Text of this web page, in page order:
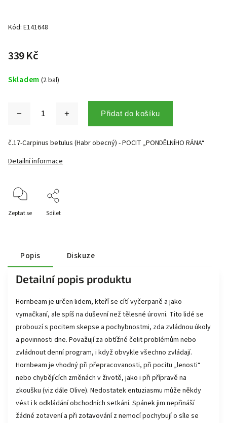
Kód: E141648
339 Kč
Skladem (2 bal)
Přidat do košíku
č.17-Carpinus betulus (Habr obecný) - POCIT „PONDĚLNÍHO RÁNA“
Detailní informace
Zeptat se Sdílet
Popis Diskuze
Detailní popis produktu
Hornbeam je určen lidem, kteří se cítí vyčerpaně a jako
vymačkaní, ale spíš na duševní než tělesné úrovni. Tito lidé se
probouzí s pocitem skepse a pochybnostmi, zda zvládnou úkoly
a povinnosti dne. Považují za obtížné čelit problémům nebo
zvládnout denní program, i když obvykle všechno zvládají.
Hornbeam je vhodný při přepracovanosti, při pocitu „lenosti“
nebo chybějících změnách v životě, jako i při přípravě na
zkoušku (viz dále Olive). Nedostatek entuziasmu může někdy
vést i k odkládání obchodních setkání. Spánek jim nepřináší
žádné zotavení a při zotavování z nemocí pochybují o síle se